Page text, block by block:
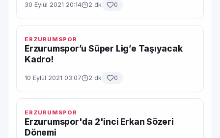
30 Eylül 2021 20:14 2 dk 0
ERZURUMSPOR
Erzurumspor’u Süper Lig’e Taşıyacak
Kadro!
10 Eylül 2021 03:07 2 dk 0
ERZURUMSPOR
Erzurumspor'da 2'inci Erkan Sözeri
Dönemi